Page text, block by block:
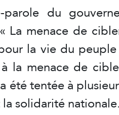
du
La menace de
la vie du
la menace de
été tentée à
solidarité